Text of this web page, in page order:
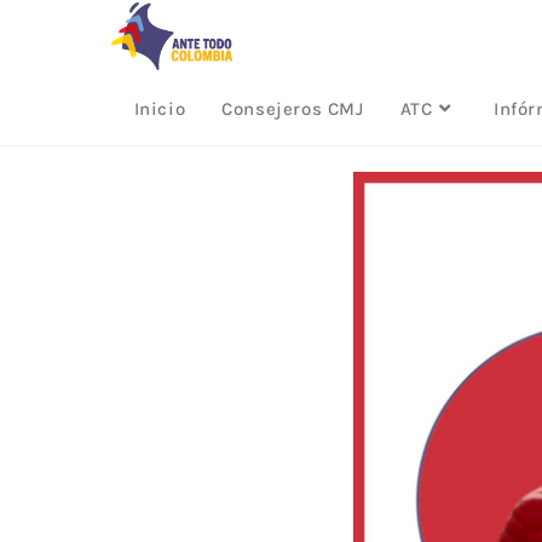
Inicio Consejeros CMJ ATC